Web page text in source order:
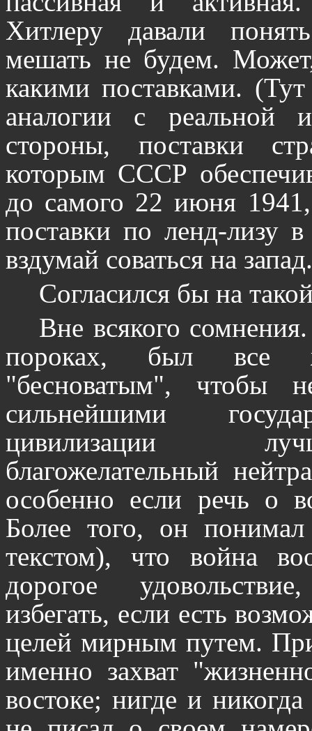
Хитлеру давали
мешать не будем.
какими поставками.
аналогии с реальной
стороны, поставки
которым СССР
до самого 22 июня
поставки по ленд-лизу
вздумай соваться на
Согласился бы на
Вне всякого
пороках, был все
"бесноватым", чтобы
сильнейшими
цивилизации
благожелательный
особенно если речь о
Более того, он
текстом), что война
дорогое
избегать, если есть
целей мирным путем.
именно захват
востоке; нигде и